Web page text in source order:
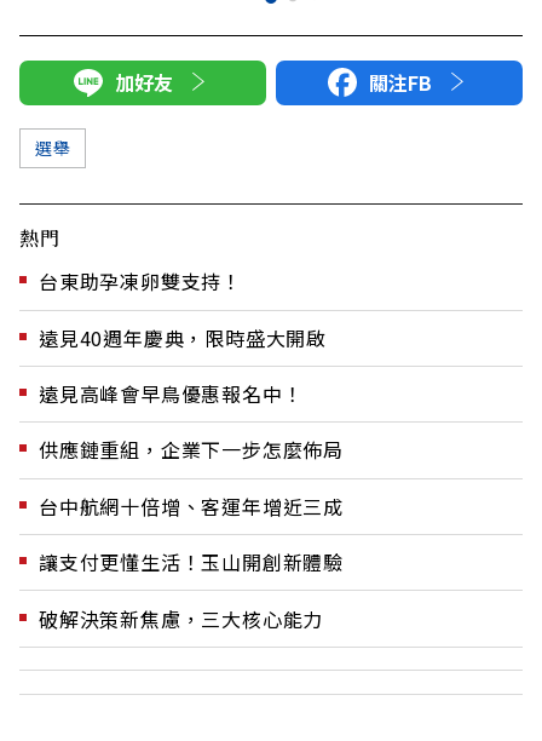
加好友 關注FB
選舉
熱門
台東助孕凍卵雙支持！
遠見40週年慶典，限時盛大開啟
遠見高峰會早鳥優惠報名中！
供應鏈重組，企業下一步怎麼佈局
台中航網十倍增、客運年增近三成
讓支付更懂生活！玉山開創新體驗
破解決策新焦慮，三大核心能力